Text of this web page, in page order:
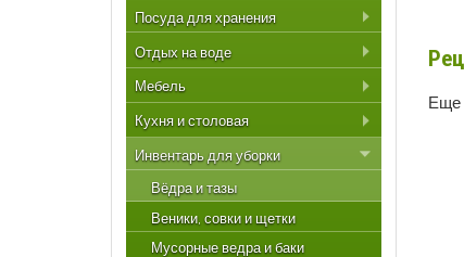
Посуда для хранения
Отдых на воде
Мебель
Кухня и столовая
Инвентарь для уборки
Вёдра и тазы
Веники, совки и щетки
Мусорные ведра и баки
Еще